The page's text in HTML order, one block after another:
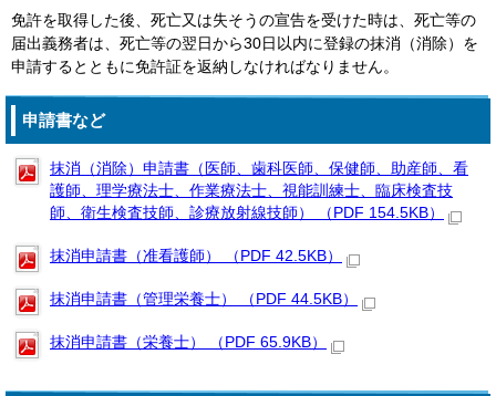
免許を取得した後、死亡又は失そうの宣告を受けた時は、死亡等の
届出義務者は、死亡等の翌日から30日以内に登録の抹消（消除）を
申請するとともに免許証を返納しなければなりません。
申請書など
抹消（消除）申請書（医師、歯科医師、保健師、助産師、看
護師、理学療法士、作業療法士、視能訓練士、臨床検査技
師、衛生検査技師、診療放射線技師） （PDF 154.5KB）
抹消申請書（准看護師） （PDF 42.5KB）
抹消申請書（管理栄養士） （PDF 44.5KB）
抹消申請書（栄養士） （PDF 65.9KB）